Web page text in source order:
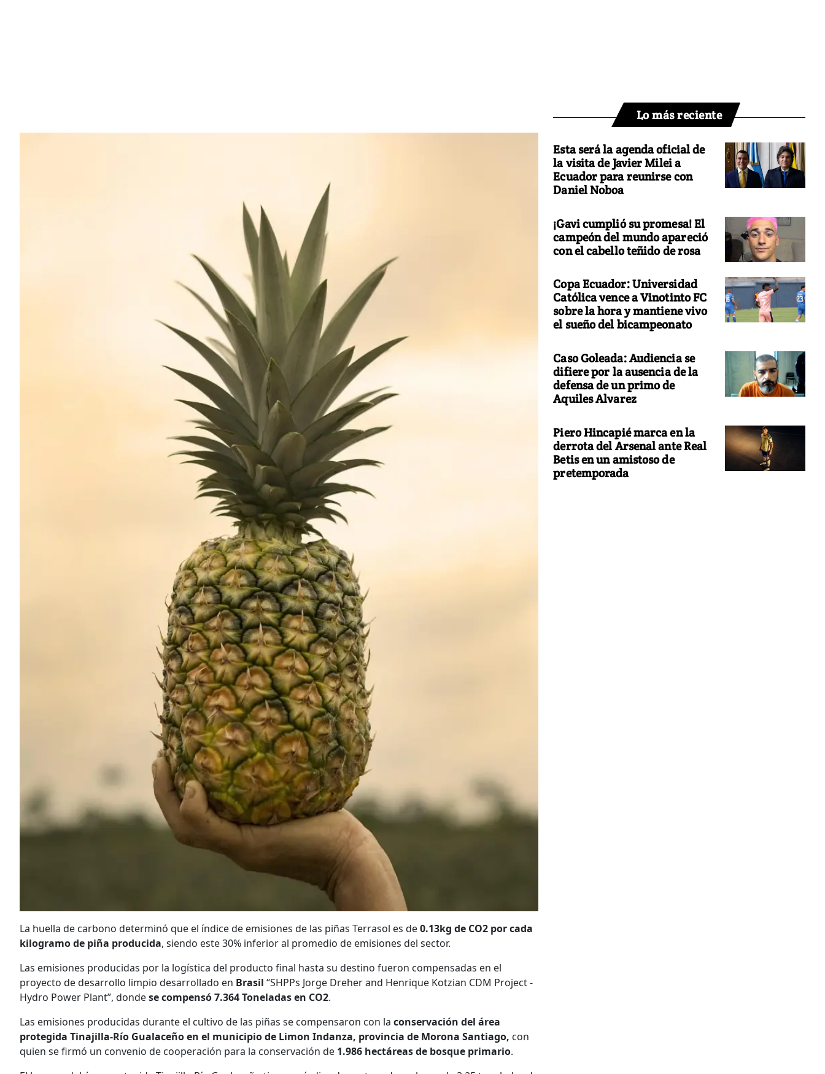
La huella de carbono determinó que el índice de emisiones de las piñas Terrasol es de0.13kg de CO2 por cada
kilogramo de piña producida, siendo este 30% inferior al promedio de emisiones del sector.
Las emisiones producidas por la logística del producto final hasta su destino fueron compensadas en el
proyecto de desarrollo limpio desarrollado en Brasil “SHPPs Jorge Dreher and Henrique Kotzian CDM Project -
Hydro Power Plant”, dondese compensó 7.364 Toneladas en CO2.
Las emisiones producidas durante el cultivo de las piñas se compensaron con la conservación del área
protegida Tinajilla-Río Gualaceño en el municipio de Limon Indanza, provincia de Morona Santiago, con
quien se firmó un convenio de cooperación para la conservación de 1.986 hectáreas de bosque primario.
Lo más reciente
Esta será la agenda oficial de
la visita de Javier Milei a
Ecuador para reunirse con
Daniel Noboa
¡Gavi cumplió su promesa! El
campeón del mundo apareció
con el cabello teñido de rosa
Copa Ecuador: Universidad
Católica vence a Vinotinto FC
sobre la hora y mantiene vivo
el sueño del bicampeonato
Caso Goleada: Audiencia se
difiere por la ausencia de la
defensa de un primo de
Aquiles Alvarez
Piero Hincapié marca en la
derrota del Arsenal ante Real
Betis en un amistoso de
pretemporada